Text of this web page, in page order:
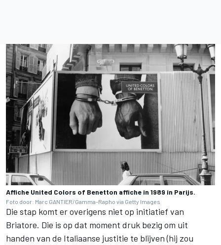
Affiche United Colors of Benetton affiche in 1989 in Parijs.
Foto door: Marc GANTIER/Gamma-Rapho via Getty Images
Die stap komt er overigens niet op initiatief van
Briatore. Die is op dat moment druk bezig om uit
handen van de Italiaanse justitie te blijven (hij zou